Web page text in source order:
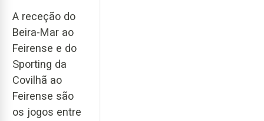
A receção do
Beira-Mar ao
Feirense e do
Sporting da
Covilhã ao
Feirense são
os jogos entre